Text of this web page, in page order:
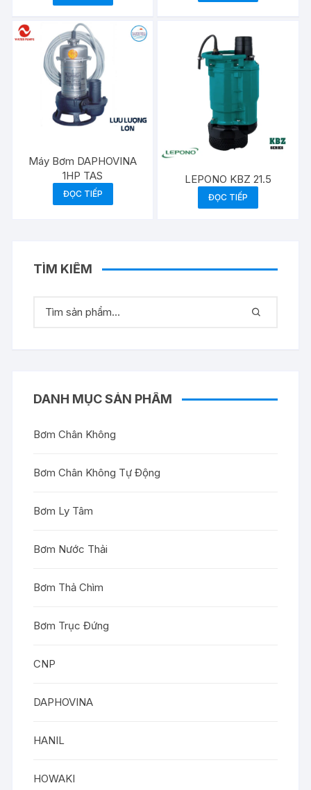
Máy Bơm DAPHOVINA
1HP TAS
ĐỌC TIẾP
LEPONO KBZ 21.5
ĐỌC TIẾP
TÌM KIẾM
DANH MỤC SẢN PHẨM
Bơm Chân Không
Bơm Chân Không Tự Động
Bơm Ly Tâm
Bơm Nước Thải
Bơm Thả Chìm
Bơm Trục Đứng
CNP
DAPHOVINA
HANIL
HOWAKI